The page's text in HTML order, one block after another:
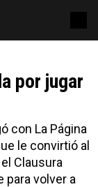
por jugar
con La Página
le convirtió al
Clausura
para volver a